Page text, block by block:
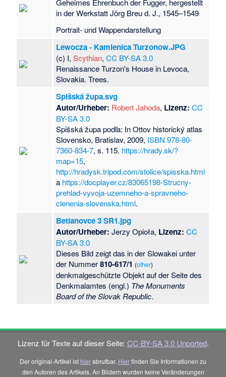
Geheimes Ehrenbuch der Fugger, hergestellt
in der Werkstatt Jörg Breu d. J., 1545–1549
Portrait- und Wappendarstellung
Lewocza - Kamienica Turzonow.JPG
(c) I,Scythian,CC BY-SA 3.0
Renaissance Turzon's House in Levoca,
Slovakia. Trees.
Spišská župa.svg
Autor/Urheber: Robert Jahoda, Lizenz: CC
BY-SA 3.0
Spišská župa podľa: In Ottov historický atlas
Slovensko, Bratislav, 2009, ISBN 978-80-
7360-834-7, s. 115. https://hrady.sk/?
map=15,
http://hradysk.tripod.com/stolice/spisska.html
a https://docplayer.cz/83065198-Strucny-
prehlad-vyvoja-uzemneho-a-spravneho-
clenenia-slovenska.html.
Betlanovce 3 SR1.jpg
Autor/Urheber: Jerzy Opioła, Lizenz: CC
BY-SA 3.0
Dieses Bild zeigt das in der Slowakei unter
der Nummer810-617/1 (other)
denkmalgeschützte Objekt auf der Seite des
Denkmalamtes (engl.) The Monuments
Board of the Slovak Republic.
Lizenz für Texte auf dieser Seite: CC-BY-SA 3.0 Unported.
Der original-Artikel ist hierabrufbar. Hierfinden Sie Informationen zu
den Autoren des Artikels. An Bildern wurden keine Veränderungen